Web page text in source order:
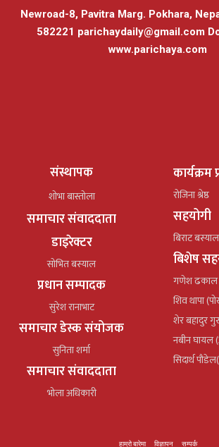
Newroad-8, Pavitra Marg. Pokhara,
582221 parichaydaily@gmail.com
www.parichaya.com
संस्थापक
शोभा बास्तोला
समाचार संवाददाता
डाइरेक्टर
सोभित बस्याल
प्रधान सम्पादक
सुरेश रानाभाट
समाचार डेस्क संयोजक
सुनिता शर्मा
समाचार संवाददाता
भोला अधिकारी
कार्यक्रम
रोजिना श्रेष्ठ
सहयोगी
बिराट बस्याल
बिशेष
गणेश ढकाल
शिव थापा
शेर बहादुर
नबीन घायल
सिदार्थ
हाम्रो बारेमा विज्ञापन सम्पर्क